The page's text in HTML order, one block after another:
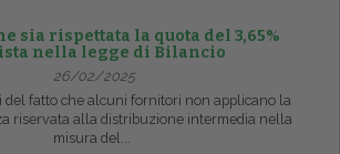
sia rispettata la quota del 3,65%
nella legge di Bilancio
26/02/2025
del fatto che alcuni fornitori non applicano la
riservata alla distribuzione intermedia nella
misura del...